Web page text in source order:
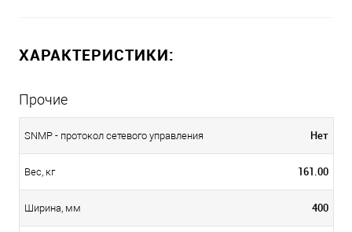
ХАРАКТЕРИСТИКИ:
Прочие
SNMP - протокол сетевого управления Нет
Вес, кг 161.00
Ширина, мм 400